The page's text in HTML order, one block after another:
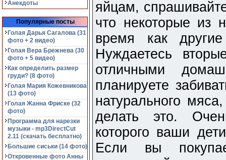
Анекдоты
Популярные посты
Голая Дарья Сагалова (31
фото + 2 видео)
Голая Вера Брежнева (30
фото + 5 видео)
Как определить размер
груди? (8 фото)
Голая Мария Кожевникова
(13 фото)
Голая Жанна Фриске (32
фото)
Программа для нарезки
музыки - mp3DirectCut
2.11 (cкачать бесплатно)
Большие сиськи (14 фото)
Откровенные фото Анны
яйцам,
что некоторые из
время как
Нуждаетесь
отличными
планируете
натурального
делать это.
которого ваши
Если вы